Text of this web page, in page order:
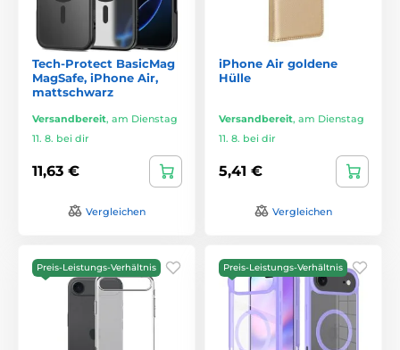
Tech-Protect BasicMag
MagSafe, iPhone Air,
mattschwarz
Versandbereit, am Dienstag
11. 8. bei dir
11,63 €
Vergleichen
iPhone Air goldene
Hülle
Versandbereit, am Dienstag
11. 8. bei dir
5,41 €
Vergleichen
Preis-Leistungs-Verhältnis Preis-Leistungs-Verhältnis